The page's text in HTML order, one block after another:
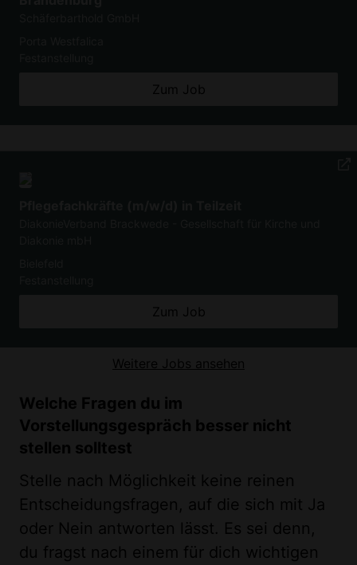
Zum Job
Zum Job
Weitere Jobs ansehen
Welche Fragen du im
Vorstellungsgespräch besser nicht
stellen solltest
Stelle nach Möglichkeit keine reinen
Entscheidungsfragen, auf die sich mit Ja
oder Nein antworten lässt. Es sei denn,
du fragst nach einem für dich wichtigen